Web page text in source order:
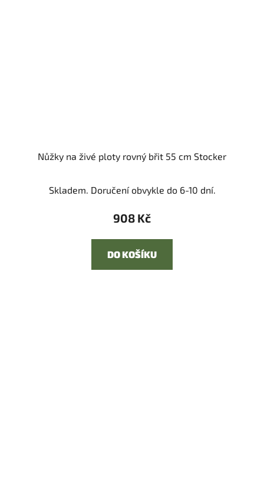
Nůžky na živé ploty rovný břit 55 cm Stocker
Skladem. Doručení obvykle do 6-10 dní.
908 Kč
DO KOŠÍKU